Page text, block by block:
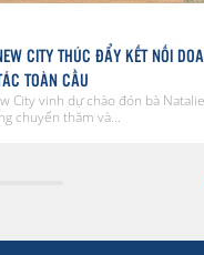
CITY THÚC ĐẨY KẾT NỐI
TOÀN CẦU
City vinh dự chào đón bà
chuyến thăm và...